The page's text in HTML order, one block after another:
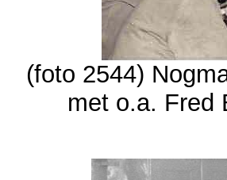
(foto 2544)
met o.a. Fred